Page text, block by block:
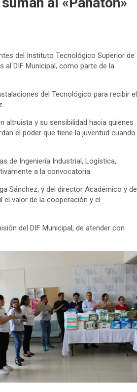
del Instituto Tecnológico Superior de
al DIF Municipal, como parte de la
del Tecnológico para recibir el
altruista y su sensibilidad hacia quienes
el poder que tiene la juventud cuando
de Ingeniería Industrial, Logística,
a la convocatoria.
Sánchez, y del director Académico y de
el valor de la cooperación y el
del DIF Municipal, de atender con